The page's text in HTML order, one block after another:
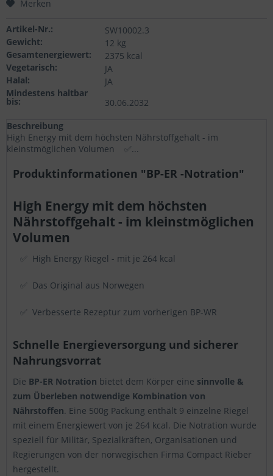
Merken
Artikel-Nr.:
SW10002.3
Gewicht:
12 kg
Gesamtenergiewert:
2375 kcal
Vegetarisch:
JA
Halal:
JA
Mindestens haltbar
bis:
30.06.2032
Beschreibung
High Energy mit dem höchsten Nährstoffgehalt - im
kleinstmöglichen Volumen ✅...
Produktinformationen "BP-ER -Notration"
High Energy mit dem höchsten
Nährstoffgehalt - im kleinstmöglichen
Volumen
✅ High Energy Riegel - mit je 264 kcal
✅ Das Original aus Norwegen
✅ Verbesserte Rezeptur zum vorherigen BP-WR
Schnelle Energieversorgung und sicherer
Nahrungsvorrat
Die BP-ER Notration bietet dem Körper eine sinnvolle &
zum Überleben notwendige Kombination von
Nährstoffen. Eine 500g Packung enthält 9 einzelne Riegel
mit einem Energiewert von je 264 kcal. Die Notration wurde
speziell für Militär, Spezialkräften, Organisationen und
Regierungen von der norwegischen Firma Compact Rieber
hergestellt.